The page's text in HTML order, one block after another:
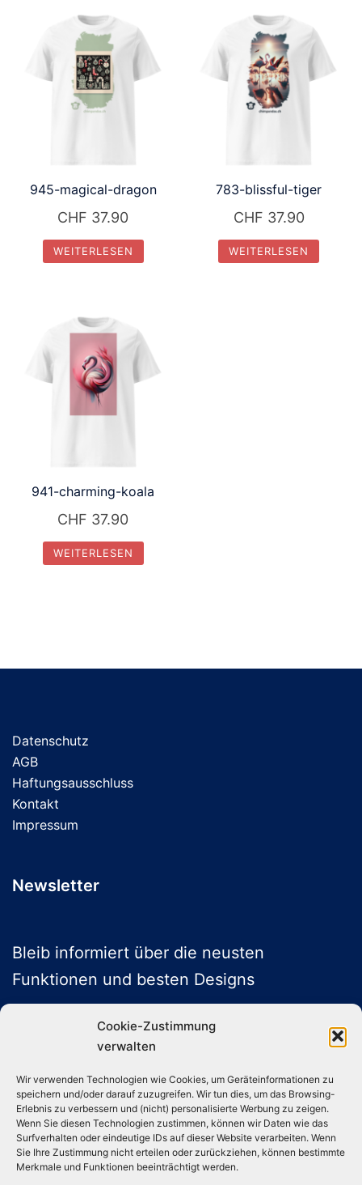
Cookie-Zustimmung
verwalten
Wir verwenden Technologien wie Cookies, um Geräteinformationen zu
speichern und/oder darauf zuzugreifen. Wir tun dies, um das Browsing-
Erlebnis zu verbessern und (nicht) personalisierte Werbung zu zeigen.
Wenn Sie diesen Technologien zustimmen, können wir Daten wie das
Surfverhalten oder eindeutige IDs auf dieser Website verarbeiten. Wenn
Sie Ihre Zustimmung nicht erteilen oder zurückziehen, können bestimmte
Merkmale und Funktionen beeinträchtigt werden.
945-magical-dragon
CHF 37.90
WEITERLESEN
783-blissful-tiger
CHF 37.90
WEITERLESEN
941-charming-koala
CHF 37.90
WEITERLESEN
Datenschutz
AGB
Haftungsausschluss
Kontakt
Impressum
Newsletter
Bleib informiert über die neusten
Funktionen und besten Designs
ABONNIEREN
Folge uns auf Social Media